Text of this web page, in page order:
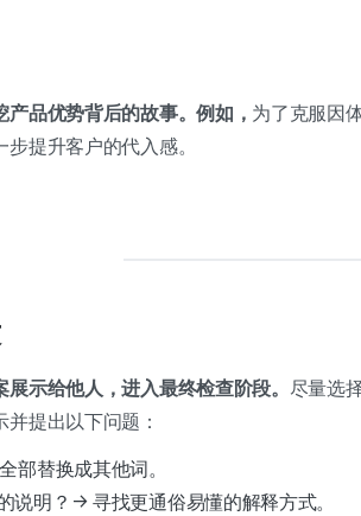
品优势背后的故事。例如， 为了克服因
提升客户的代入感。
示给他人，进入最终检查阶段。 尽量选
提出以下问题：
部替换成其他词。
说明？→ 寻找更通俗易懂的解释方式。